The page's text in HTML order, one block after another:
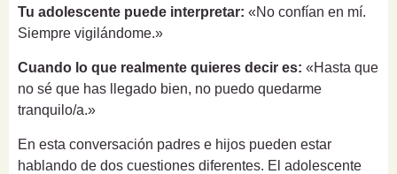
Tu adolescente puede interpretar: «No confían en mí.
Siempre vigilándome.»
Cuando lo que realmente quieres decir es: «Hasta que
no sé que has llegado bien, no puedo quedarme
tranquilo/a.»
En esta conversación padres e hijos pueden estar
hablando de dos cuestiones diferentes. El adolescente